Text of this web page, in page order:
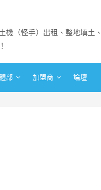
機（怪手）出租、整地填
部 加盟商 論壇